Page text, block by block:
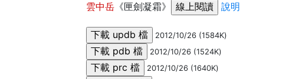
雲中岳 《匣劍凝霜》 說明
2012/10/26 (1584K)
2012/10/26 (1524K)
2012/10/26 (1640K)